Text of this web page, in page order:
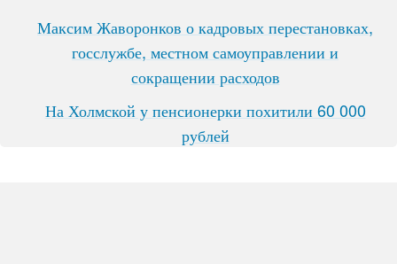
Максим Жаворонков о кадровых перестановках,
госслужбе, местном самоуправлении и
сокращении расходов
На Холмской у пенсионерки похитили 60 000
рублей